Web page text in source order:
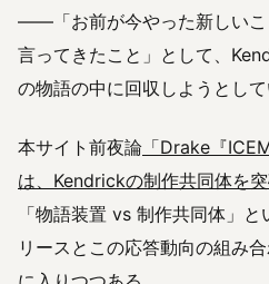
——「お前が今やった新しいこ
言ってきたこと」として、
の物語の中に回収しようとして
本サイト前夜論 「Drake『
は、Kendrickの制作共同体を突
「物語装置 vs 制作共同体」
リースとこの応答動向の組み